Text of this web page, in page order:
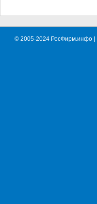
© 2005-2024 РосФирм.инфо |